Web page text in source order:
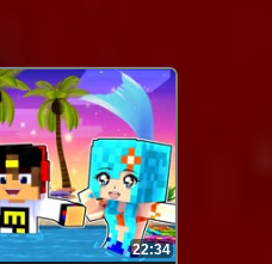
22:34